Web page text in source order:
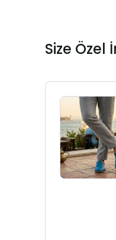
Size Özel